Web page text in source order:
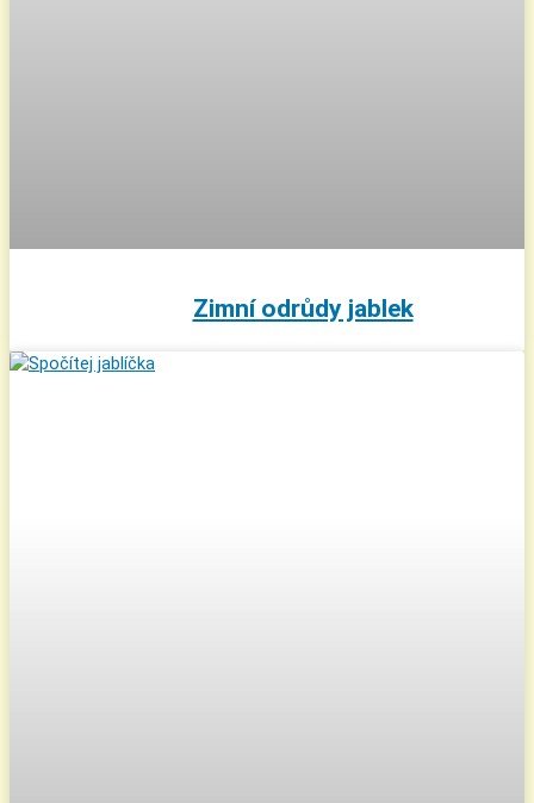
Zimní odrůdy jablek